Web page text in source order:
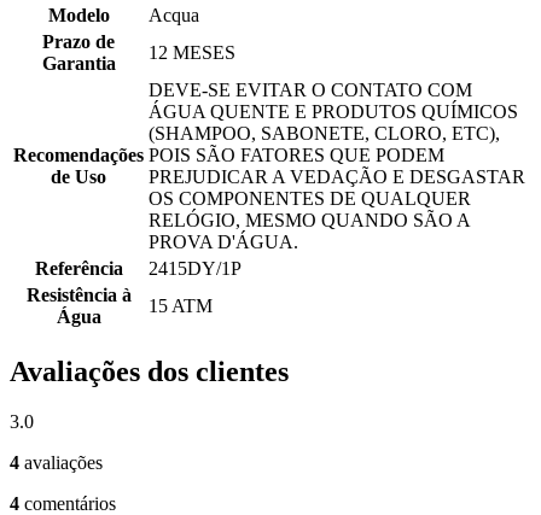
Modelo
Acqua
Prazo de
Garantia
12 MESES
Recomendações
de Uso
DEVE-SE EVITAR O CONTATO COM
ÁGUA QUENTE E PRODUTOS QUÍMICOS
(SHAMPOO, SABONETE, CLORO, ETC),
POIS SÃO FATORES QUE PODEM
PREJUDICAR A VEDAÇÃO E DESGASTAR
OS COMPONENTES DE QUALQUER
RELÓGIO, MESMO QUANDO SÃO A
PROVA D'ÁGUA.
Referência
2415DY/1P
Resistência à
Água
15 ATM
Avaliações dos clientes
3.0
4 avaliações
4 comentários